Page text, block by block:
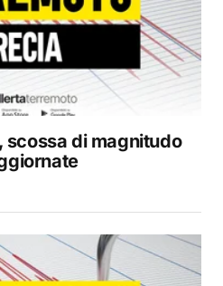
scossa di magnitudo